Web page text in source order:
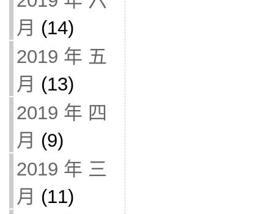
月 (14)
2019 年 五
月 (13)
2019 年 四
月 (9)
2019 年 三
月 (11)